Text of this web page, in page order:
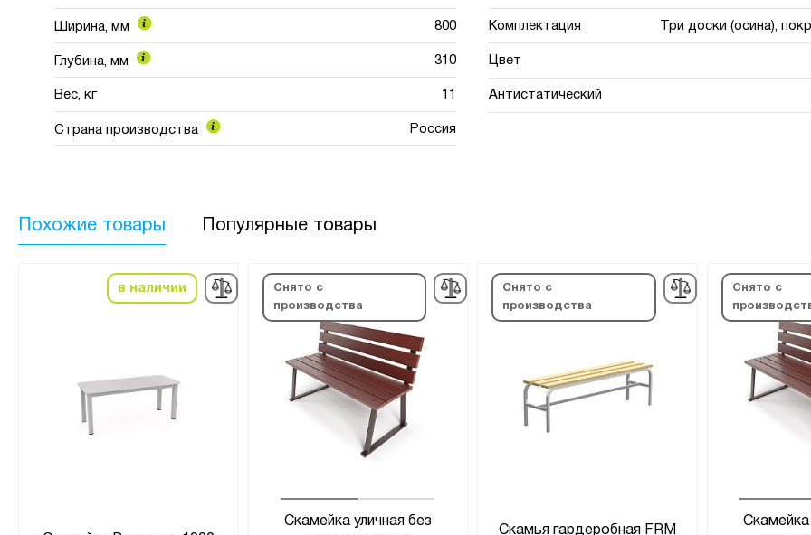
Ширина, мм 800
Глубина, мм 310
Вес, кг 11
Страна производства Россия
Комплектация Три доски (осина),
Цвет
Антистатический
Похожие товары Популярные товары
в наличии
Снято с
производства
Скамейка уличная без
Снято с
производства
Скамья гардеробная FRM
Снято с
Скамейка